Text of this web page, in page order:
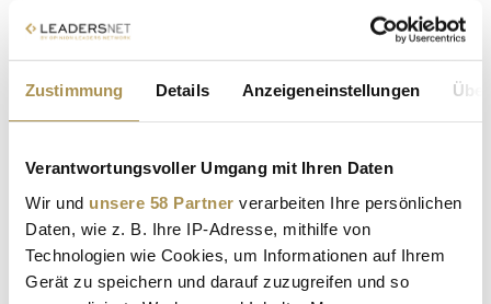
Zustimmung Details Anzeigeneinstellungen
Verantwortungsvoller Umgang mit Ihren Daten
Wir und unsere 58 Partner verarbeiten Ihre persönlichen
Daten, wie z. B. Ihre IP-Adresse, mithilfe von
Technologien wie Cookies, um Informationen auf Ihrem
Gerät zu speichern und darauf zuzugreifen und so